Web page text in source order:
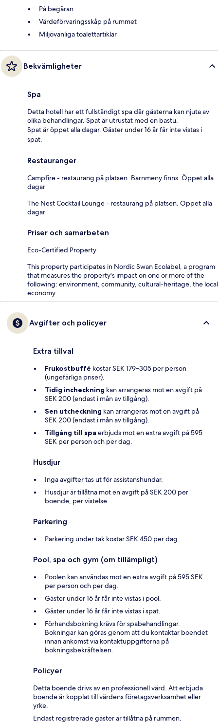
På begäran
Värdeförvaringsskåp på rummet
Miljövänliga toalettartiklar
Bekvämligheter
Spa
Detta hotell har ett fullständigt spa där gästerna kan njuta av
olika behandlingar. Spat är utrustat med en bastu.
Spat är öppet alla dagar. Gäster under 16 år får inte vistas i
spat.
Restauranger
Campfire - restaurang på platsen. Barnmeny finns. Öppet alla
dagar
The Nest Cocktail Lounge - restaurang på platsen. Öppet alla
dagar
Priser och samarbeten
Eco-Certified Property
This property participates in Nordic Swan Ecolabel, a program
that measures the property's impact on one or more of the
following: environment, community, cultural-heritage, the local
economy.
Avgifter och policyer
Extra tillval
Frukostbuffé kostar SEK 179–305 per person
(ungefärliga priser).
Tidig incheckning kan arrangeras mot en avgift på
SEK 200 (endast i mån av tillgång).
Sen utcheckning kan arrangeras mot en avgift på
SEK 200 (endast i mån av tillgång).
Tillgång till spa erbjuds mot en extra avgift på 595
SEK per person och per dag.
Husdjur
Inga avgifter tas ut för assistanshundar.
Husdjur är tillåtna mot en avgift på SEK 200 per
boende, per vistelse.
Parkering
Parkering under tak kostar SEK 450 per dag.
Pool, spa och gym (om tillämpligt)
Poolen kan användas mot en extra avgift på 595 SEK
per person och per dag.
Gäster under 16 år får inte vistas i pool.
Gäster under 16 år får inte vistas i spat.
Förhandsbokning krävs för spabehandlingar.
Bokningar kan göras genom att du kontaktar boendet
innan ankomst via kontaktuppgifterna på
bokningsbekräftelsen.
Policyer
Detta boende drivs av en professionell värd. Att erbjuda
boende är kopplat till värdens företagsverksamhet eller
yrke.
Endast registrerade gäster är tillåtna på rummen.